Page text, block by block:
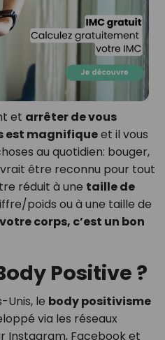
et arrêter de vous
est magnifiqueet il vous
au quotidien: bouger,
être reconnu pour tout
réduit à une taille de
poids ou à une taille de
corps, c’est un bon
Positive ?
Unis, le body positivisme
via les réseaux
Instagram, Facebook et